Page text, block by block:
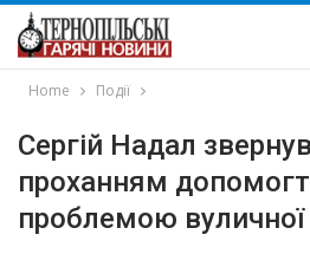
Home Події
Сергій Надал
проханням
проблемою вуличної